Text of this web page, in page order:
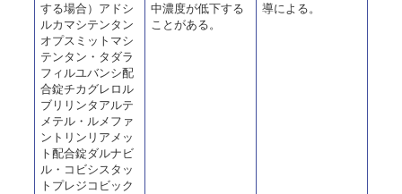
する場合）アドシ
ルカマシテンタン
オプスミットマシ
テンタン・タダラ
フィルユバンシ配
合錠チカグレロル
ブリリンタアルテ
メテル・ルメファ
ントリンリアメッ
ト配合錠ダルナビ
ル・コビシスタッ
トプレジコビック
中濃度が低下する
ことがある。
導による。